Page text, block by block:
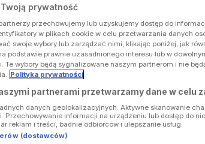
Twoją prywatność
przechowujemy lub uzyskujemy dostęp do
w plikach cookie w celu przetwarzania danych
swoje wybory lub zarządzać nimi, klikając poniżej, jak
podstawie prawnie uzasadnionego interesu lub w
Te wybory będą sygnalizowane naszym partnerom i nie
Polityka prywatności
partnerami przetwarzamy dane w celu
danych geolokalizacyjnych. Aktywne skanowanie
Przechowywanie informacji na urządzeniu lub dostęp do
reklam i treści, badnie odbiorców i ulepszanie usług.
(dostawców)